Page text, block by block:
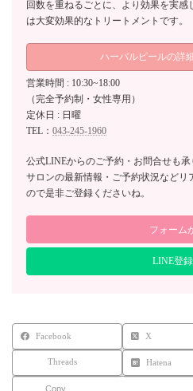
回数を重ねるごとに、より効果を実感
は大変効果的なトリートメントです。
ハーバルピールの詳
営業時間 : 10:30~18:00
（完全予約制・女性専用）
定休日 : 日曜
TEL：043-245-1960
公式LINEからのご予約・お問合せも承
サロンの最新情報・ご予約状況など
ので是非ご登録くださいね。
フォーム
LINE登
Facebook X
Threads Hatena
Copy